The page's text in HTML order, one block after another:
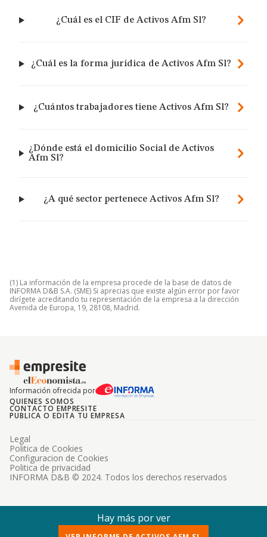
¿Cuál es el CIF de Activos Afm Sl?
¿Cuál es la forma jurídica de Activos Afm Sl?
¿Cuántos trabajadores tiene Activos Afm Sl?
¿Dónde está el domicilio Social de Activos
Afm Sl?
¿A qué sector pertenece Activos Afm Sl?
(1) La información de la empresa procede de la base de datos de
INFORMA D&B S.A. (SME) Si aprecias que existe algún error por favor
dirígete acreditando tu representación de la empresa a la dirección
Avenida de Europa, 19, 28108, Madrid.
Información ofrecida por
QUIENES SOMOS
CONTACTO EMPRESITE
PUBLICA O EDITA TU EMPRESA
INFORMA D&B © 2024. Todos los derechos reservados
Legal
Politica de Cookies
Configuracion de Cookies
Politica de privacidad
Hay más por ver